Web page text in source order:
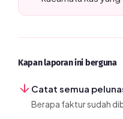
Kapan laporan ini berguna
Catat semua
Berapa faktur sudah